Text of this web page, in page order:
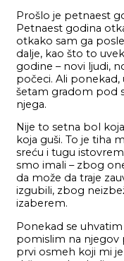
Prošlo je petnaest
Petnaest godina
otkako sam ga
dalje, kao što to
godine – novi ljudi,
počeci. Ali
šetam gradom pod
njega.
Nije to setna bol
koja guši. To je tiha
sreću i tugu
smo imali – zbog
da može da traje
izgubili, zbog
izaberem.
Ponekad se
pomislim na njegov
prvi osmeh koji mi